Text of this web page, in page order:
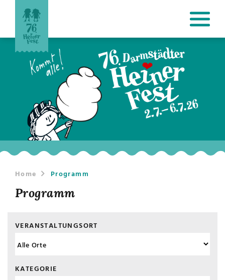
Home Programm
Programm
VERANSTALTUNGSORT
KATEGORIE